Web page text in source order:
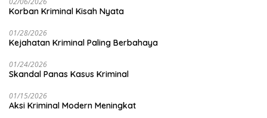
Korban Kriminal Kisah Nyata
01/28/2026
Kejahatan Kriminal Paling Berbahaya
01/24/2026
Skandal Panas Kasus Kriminal
01/15/2026
Aksi Kriminal Modern Meningkat